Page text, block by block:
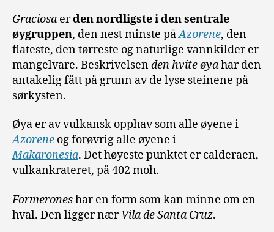
Graciosa erden nordligste i den sentrale
øygruppen, den nest minste påAzorene, den
flateste, den tørreste og naturlige vannkilder er
mangelvare. Beskrivelsenden hvite øyahar den
antakelig fått på grunn av de lyse steinene på
sørkysten.
Øya er av vulkansk opphav som alle øyene i
Azorene og forøvrig alle øyene i
Makaronesia. Det høyeste punktet er calderaen,
vulkankrateret, på 402 moh.
Formeroneshar en form som kan minne om en
hval. Den ligger nærVila de Santa Cruz.